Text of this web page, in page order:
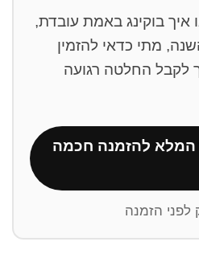
בוקינג באמת עובדת,
מתי כדאי להזמין
לקבל החלטה רגועה
המלא להזמנה חכמה
לפני הזמנה